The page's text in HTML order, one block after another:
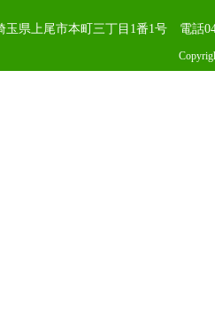
玉県上尾市本町三丁目1番1号 電話